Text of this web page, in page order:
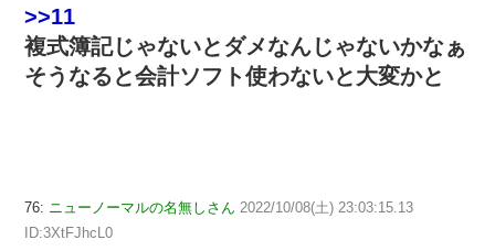
>>11
複式簿記じゃないとダメなんじゃないかなぁ
そうなると会計ソフト使わないと大変かと
76: ニューノーマルの名無しさん 2022/10/08(土) 23:03:15.13
ID:3XtFJhcL0